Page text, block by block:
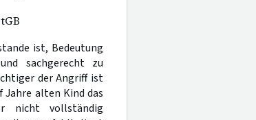
ist, Bedeutung
sachgerecht zu
der Angriff ist
Jahre alten Kind das
nicht vollständig